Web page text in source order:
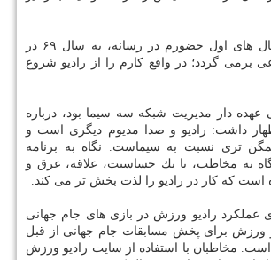
او اظهار داشت: سال های اول حضورم در رسانه، به سال ۶۹ در
برمی گردد؛ در واقع كارم را از رادیو شروع
دار مدیریت شبكه سه سیما بود، درباره
داشت: رادیو و صدا مدیوم دیگری است و
تری نسبت به سیماست. نگاه به برنامه
به مخاطب، با یك حساسیت، علاقه، عرق و
كه كار در رادیو را لذت بخش تر می كند.
ی عملكرد رادیو ورزش در بازی های جام جهانی
ورزش برای پخش مسابقات جام جهانی از قبل
است. مخاطبان با استفاده از سایت رادیو ورزش